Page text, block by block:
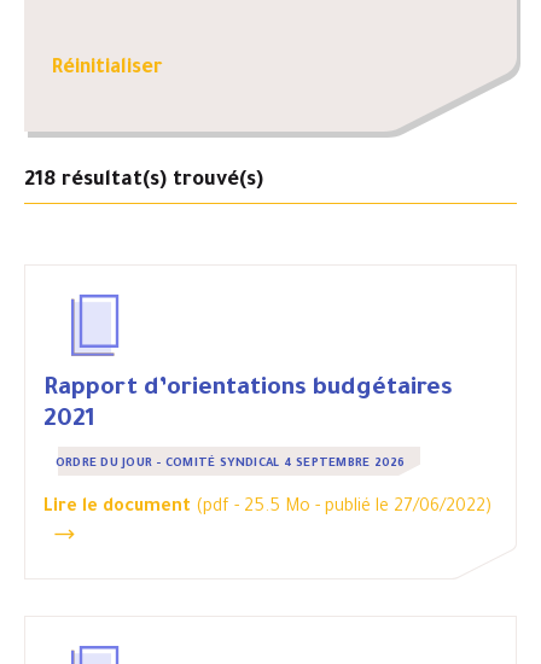
Réinitialiser
218 résultat(s) trouvé(s)
Rapport d’orientations budgétaires
2021
ORDRE DU JOUR - COMITÉ SYNDICAL 4 SEPTEMBRE 2026
Lire le document (pdf - 25.5 Mo - publié le 27/06/2022)